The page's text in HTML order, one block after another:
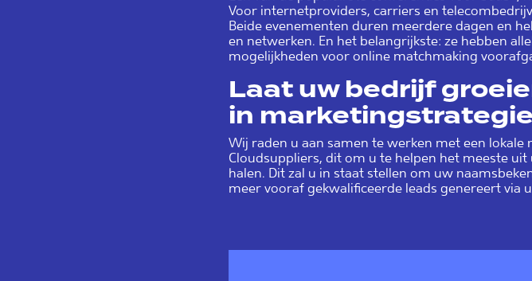
Voor internetproviders, carriers en
Beide evenementen duren meerdere dagen en
en netwerken. En het belangrijkste: ze hebben
mogelijkheden voor online matchmaking
Laat uw bedrijf
in marketingstrategie
Wij raden u aan samen te werken met een
Cloudsuppliers, dit om u te helpen het meeste
halen. Dit zal u in staat stellen om uw
meer vooraf gekwalificeerde leads genereert via